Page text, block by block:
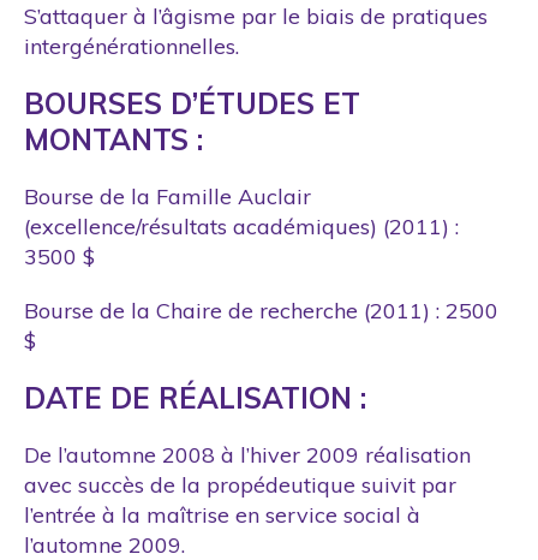
S’attaquer à l’âgisme par le biais de pratiques
intergénérationnelles.
BOURSES D’ÉTUDES ET
MONTANTS :
Bourse de la Famille Auclair
(excellence/résultats académiques) (2011) :
3500 $
Bourse de la Chaire de recherche (2011) : 2500
$
DATE DE RÉALISATION :
De l’automne 2008 à l’hiver 2009 réalisation
avec succès de la propédeutique suivit par
l’entrée à la maîtrise en service social à
l’automne 2009.